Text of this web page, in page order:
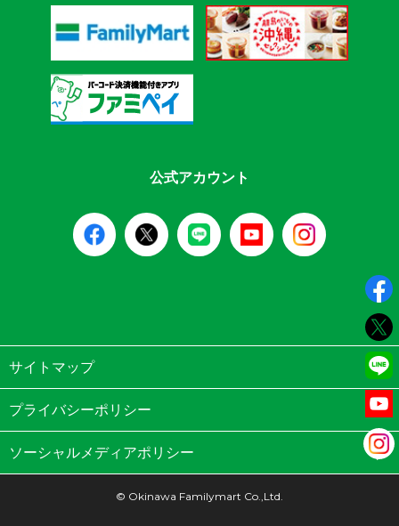
公式アカウント
サイトマップ
プライバシーポリシー
ソーシャルメディアポリシー
© Okinawa Familymart Co.,Ltd.